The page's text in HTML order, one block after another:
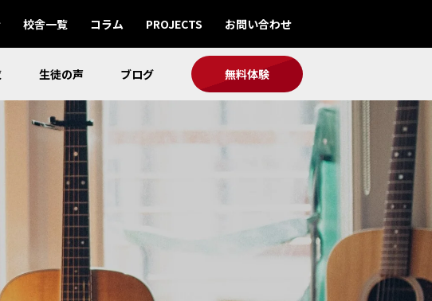
校舎一覧 コラム PROJECTS お問い合わせ
生徒の声 ブログ 無料体験